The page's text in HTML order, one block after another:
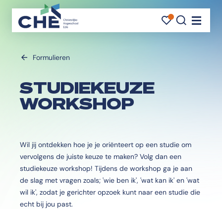
Formulieren
STUDIEKEUZE
WORKSHOP
Wil jij ontdekken hoe je je oriënteert op een studie om
vervolgens de juiste keuze te maken? Volg dan een
studiekeuze workshop! Tijdens de workshop ga je aan
de slag met vragen zoals; 'wie ben ik', 'wat kan ik' en 'wat
wil ik', zodat je gerichter opzoek kunt naar een studie die
echt bij jou past.